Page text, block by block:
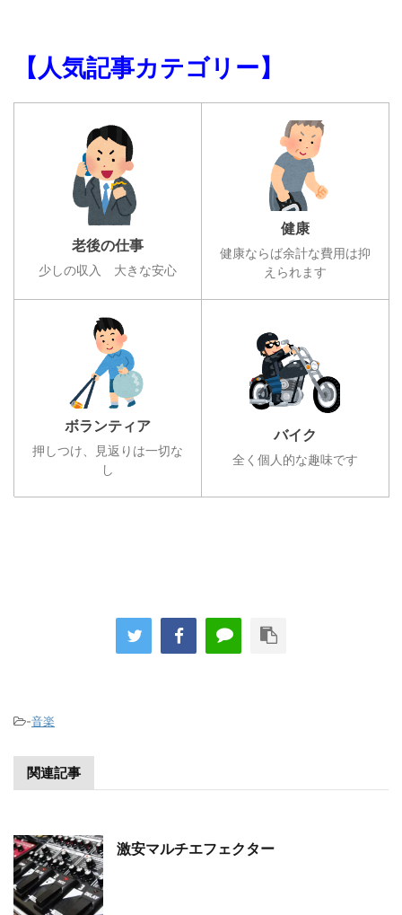
【人気記事カテゴリー】
老後の仕事
少しの収入 大きな安心
健康
健康ならば余計な費用は抑
えられます
ボランティア
押しつけ、見返りは一切な
し
バイク
全く個人的な趣味です
-音楽
関連記事
激安マルチエフェクター